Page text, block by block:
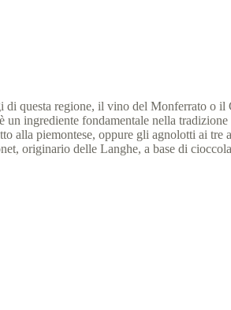
questa regione, il vino del Monferrato o il
ingrediente fondamentale nella
alla piemontese, oppure gli agnolotti ai
originario delle Langhe, a base di